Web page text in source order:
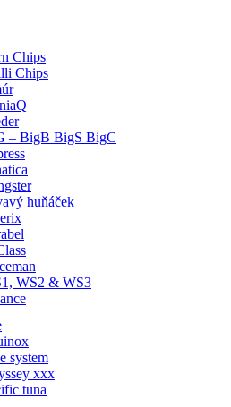
Chips
Chips
– BigB BigS BigC
huňáček
WS2 & WS3
system
xxx
tuna